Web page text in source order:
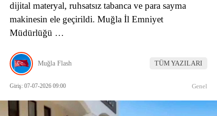
dijital materyal, ruhsatsız tabanca ve para sayma
makinesin ele geçirildi. Muğla İl Emniyet
Müdürlüğü …
Muğla Flash TÜM YAZILARI
Giriş: 07-07-2026 09:00 Genel